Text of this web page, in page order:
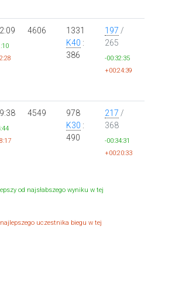
4606
1331
K40 :
386
197 /
265
-00:32:35
+00:24:39
4549
978
K30 :
490
217 /
368
-00:34:31
+00:20:33
od najsłabszego wyniku w tej
uczestnika biegu w tej